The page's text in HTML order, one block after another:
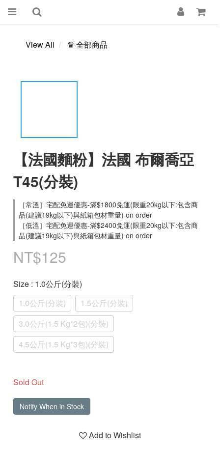
View All ♛ 全部商品
【法國麵粉】法國 布爾喬亞
T45(分裝)
［常溫］宅配免運優惠-滿$1800免運(限重20kg以下:包含商
品(建議19kg以下)與紙箱包材重量) on order
［低溫］宅配免運優惠-滿$2400免運(限重20kg以下:包含商
品(建議19kg以下)與紙箱包材重量) on order
NT$125
Size : 1.0公斤(分裝)
1.0公斤(分裝)
1.5公斤(分裝)
3.0公斤(1.5 Kg*2包)(分裝)
4.5公斤(1.5 Kg*3包)(分裝)
Sold Out
Notify When in Stock
Add to Wishlist